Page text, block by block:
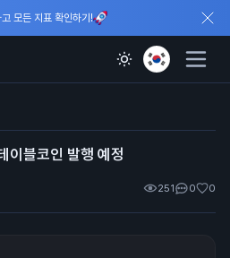
모든 지표 확인하기!
이블코인 발행 예정
251 0 0